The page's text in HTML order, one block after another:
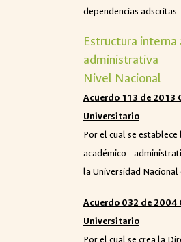
dependencias adscritas
Estructura interna
administrativa
Nivel Nacional
Acuerdo 113 de 2013
Universitario
Por el cual se
académico -
la Universidad Nacional
Acuerdo 032 de 2004
Universitario